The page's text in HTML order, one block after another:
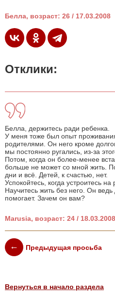
Белла, возраст: 26 / 17.03.2008
Отклики:
Белла, держитесь ради ребенка.
У меня тоже был опыт
родителями. Он него кроме
мы постоянно ругались, из-за
Потом, когда он более-менее
больше не может со мной жить.
дни и всё. Детей, к счастью, нет.
Успокойтесь, когда устроитесь
Научитесь жить без него. Он
помогает. Зачем он вам?
Marusia, возраст: 24 / 18.03.2008
Предыдущая просьба
Вернуться в начало раздела